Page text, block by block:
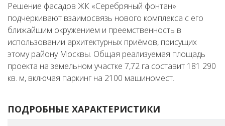
Решение фасадов ЖК «Серебряный фонтан»
подчеркивают взаимосвязь нового комплекса с его
ближайшим окружением и преемственность в
использовании архитектурных приёмов, присущих
этому району Москвы. Общая реализуемая площадь
проекта на земельном участке 7,72 га составит 181 290
кв. м, включая паркинг на 2100 машиномест.
ПОДРОБНЫЕ ХАРАКТЕРИСТИКИ